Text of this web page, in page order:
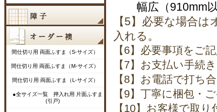
間仕切り用 両面ふすま（S-サイズ）
間仕切り用 両面ふすま（M-サイズ）
間仕切り用 両面ふすま（L-サイズ）
●全サイズ一覧 押入れ用 片面ふすま
(引戸)
幅広（910mm以
【5】必要な場合
入れる。
【6】必要事項をご
【7】お支払い手続
【8】お電話で打ち
【9】丁寧に梱包・
【10】お客様で取り